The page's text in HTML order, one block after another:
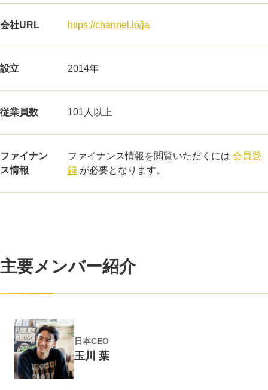
会社URL https://channel.io/ja
設立 2014年
従業員数 101人以上
ファイナン
ス情報
ファイナンス情報を閲覧いただくには 会員登
録 が必要となります。
主要メンバー紹介
日本CEO
玉川 葉